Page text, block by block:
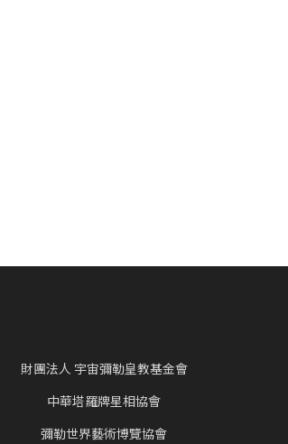
財團法人 宇宙彌勒皇教基金會
中華塔羅牌星相協會
彌勒世界藝術博覽協會